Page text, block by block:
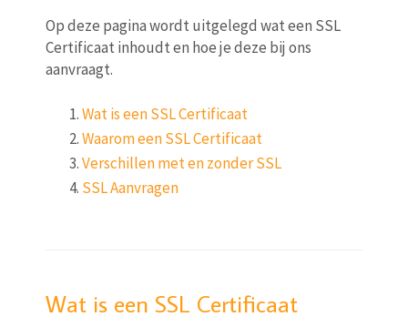
Op deze pagina wordt uitgelegd wat een SSL
Certificaat inhoudt en hoe je deze bij ons
aanvraagt.
Wat is een SSL Certificaat
Waarom een SSL Certificaat
Verschillen met en zonder SSL
SSL Aanvragen
Wat is een SSL Certificaat